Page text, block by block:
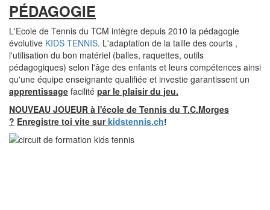
PÉDAGOGIE
L'Ecole de Tennis du TCM intègre depuis 2010 la pédagogie
évolutive KIDS TENNIS. L'adaptation de la taille des courts ,
l'utilisation du bon matériel (balles, raquettes, outils
pédagogiques) selon l'âge des enfants et leurs compétences ainsi
qu'une équipe enseignante qualifiée et investie garantissent un
apprentissage facilité par le plaisir du jeu.
NOUVEAU JOUEUR à l'école de Tennis du T.C.Morges
? Enregistre toi vite surkidstennis.ch!